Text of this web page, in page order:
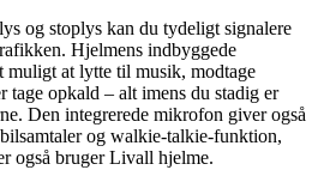
og stoplys kan du tydeligt signalere
Hjelmens indbyggede
muligt at lytte til musik, modtage
tage opkald – alt imens du stadig er
Den integrerede mikrofon giver også
og walkie-talkie-funktion,
også bruger Livall hjelme.